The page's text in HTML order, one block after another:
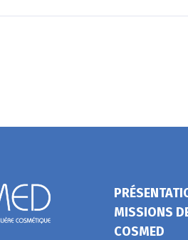
MISSIONS
COSMED